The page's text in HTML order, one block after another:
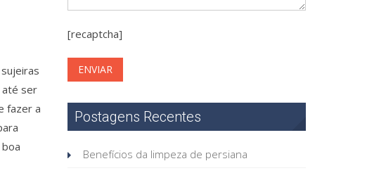
até ser
fazer a
[recaptcha]
Postagens Recentes
Benefícios da limpeza de persiana